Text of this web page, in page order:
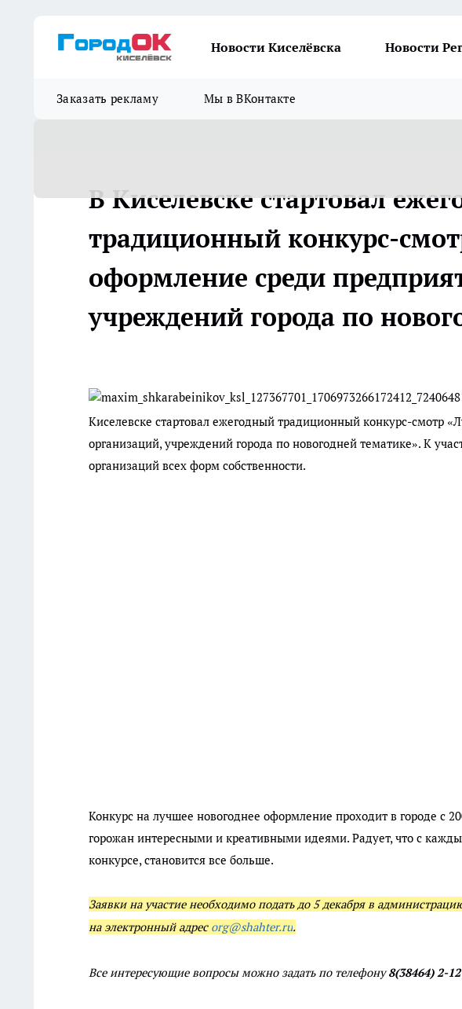
Новости Киселёвска Новости
Заказать рекламу Мы в ВКонтакте
В Киселевске стартовал
традиционный конкурс-
оформление среди
учреждений города по
Киселевске стартовал ежегодный традиционный конкурс-смотр
организаций, учреждений города по новогодней тематике». К
организаций всех форм собственности.
Конкурс на лучшее новогоднее оформление проходит в городе с
горожан интересными и креативными идеями. Радует, что с
конкурсе, становится все больше.
Заявки на участие необходимо подать до 5 декабря в
на электронный адрес org@shahter.ru.
Все интересующие вопросы можно задать по телефону8(38464) 2-